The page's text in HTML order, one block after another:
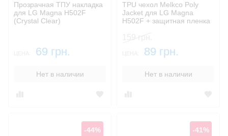
Прозрачная ТПУ накладка
для LG Magna H502F
(Crystal Clear)
69 грн.
Нет в наличии
TPU чехол Melkco Poly
Jacket для LG Magna
H502F + защитная пленка
89 грн.
Нет в наличии
-44% -41%